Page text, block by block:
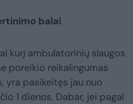
balai
kurį ambulatorinių slaugos
poreikio reikalingumas
yra pasikeitęs jau nuo
1 dienos. Dabar, jei pagal